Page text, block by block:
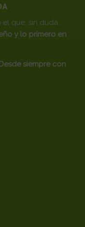
que, sin duda,
y lo primero en
siempre con